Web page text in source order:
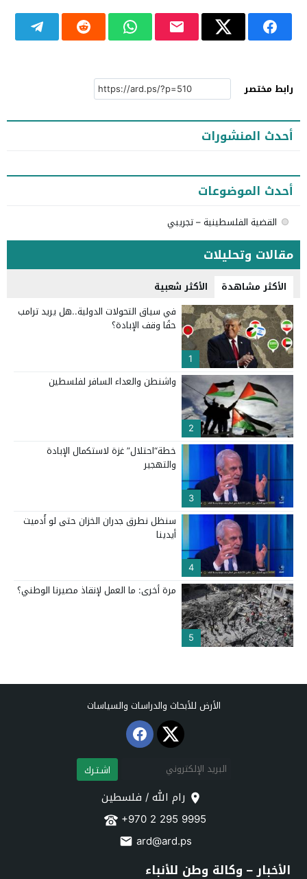
رابط مختصر
أحدث المنشورات
أحدث الموضوعات
القضية الفلسطينية – تجريبي
مقالات وتحليلات
الأكثر مشاهدة الأكثر شعبية
1
في سياق التحولات الدولية..هل يريد ترامب
حقًا وقف الإبادة؟
2
واشنطن والعداء السافر لفلسطين
3
خطة“احتلال” غزة لاستكمال الإبادة
والتهجير
4
سنظل نطرق جدران الخزان حتى لو أُدميت
أيدينا
5
مرة أخرى: ما العمل لإنقاذ مصيرنا الوطني؟
الأرض للأبحاث والدراسات والسياسات
اشـتـرك
رام الله / فلسطين
+970 2 295 9995
ard@ard.ps
الأخبار – وكالة وطن للأنباء